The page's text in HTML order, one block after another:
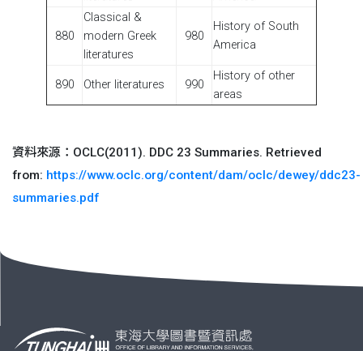
880
Classical &
modern Greek
literatures
980
History of South
America
890 Other literatures 990
History of other
areas
資料來源：OCLC(2011). DDC 23 Summaries. Retrieved
from: https://www.oclc.org/content/dam/oclc/dewey/ddc23-
summaries.pdf